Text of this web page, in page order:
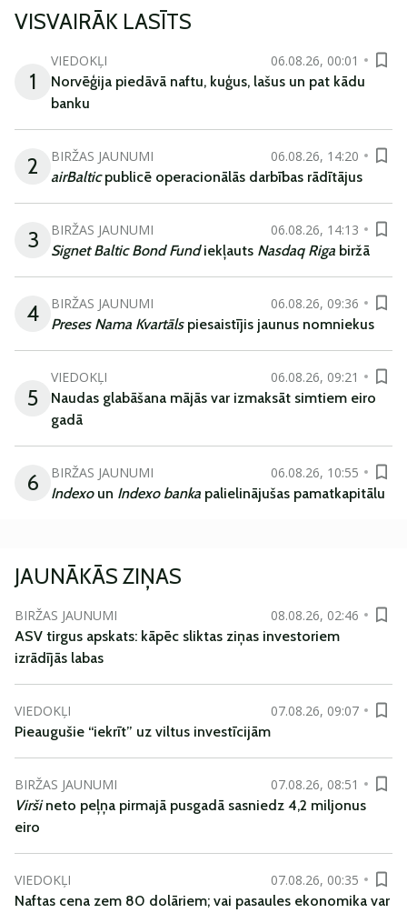
VISVAIRĀK LASĪTS
1
VIEDOKĻI
06.08.26, 00:01
Norvēģija piedāvā naftu, kuģus, lašus un pat kādu
banku
2 BIRŽAS JAUNUMI
06.08.26, 14:20
airBalticpublicē operacionālās darbības rādītājus
3 BIRŽAS JAUNUMI
06.08.26, 14:13
Signet Baltic Bond Fundiekļauts Nasdaq Riga biržā
4 BIRŽAS JAUNUMI
06.08.26, 09:36
Preses Nama Kvartāls piesaistījis jaunus nomniekus
5
VIEDOKĻI
06.08.26, 09:21
Naudas glabāšana mājās var izmaksāt simtiem eiro
gadā
6 BIRŽAS JAUNUMI
06.08.26, 10:55
Indexoun Indexo banka palielinājušas pamatkapitālu
JAUNĀKĀS ZIŅAS
BIRŽAS JAUNUMI
08.08.26, 02:46
ASV tirgus apskats: kāpēc sliktas ziņas investoriem
izrādījās labas
VIEDOKĻI
07.08.26, 09:07
Pieaugušie “iekrīt” uz viltus investīcijām
BIRŽAS JAUNUMI
07.08.26, 08:51
Viršineto peļņa pirmajā pusgadā sasniedz 4,2 miljonus
eiro
VIEDOKĻI
07.08.26, 00:35
Naftas cena zem 80 dolāriem; vai pasaules ekonomika var